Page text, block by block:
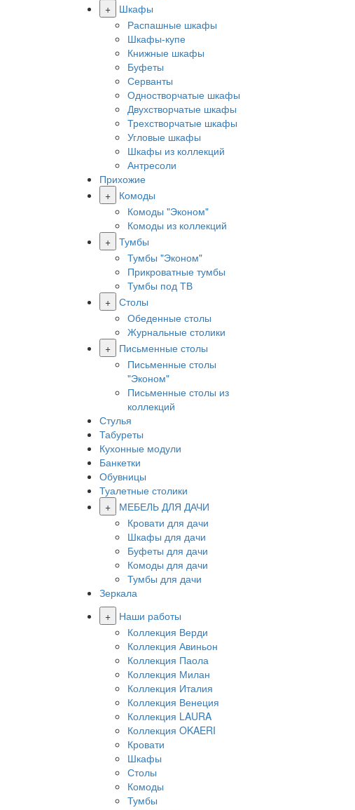
+
Шкафы
Распашные шкафы
Шкафы-купе
Книжные шкафы
Буфеты
Серванты
Одностворчатые шкафы
Двухстворчатые шкафы
Трехстворчатые шкафы
Угловые шкафы
Шкафы из коллекций
Антресоли
Прихожие
+
Комоды
Комоды "Эконом"
Комоды из коллекций
+ Тумбы
Тумбы "Эконом"
Прикроватные тумбы
Тумбы под ТВ
+ Столы
Обеденные столы
Журнальные столики
+
Письменные столы
Письменные столы
"Эконом"
Письменные столы из
коллекций
Стулья
Табуреты
Кухонные модули
Банкетки
Обувницы
Туалетные столики
+
МЕБЕЛЬ ДЛЯ ДАЧИ
Кровати для дачи
Шкафы для дачи
Буфеты для дачи
Комоды для дачи
Тумбы для дачи
Зеркала
+
Наши работы
Коллекция Верди
Коллекция Авиньон
Коллекция Паола
Коллекция Милан
Коллекция Италия
Коллекция Венеция
Коллекция LAURA
Коллекция OKAERI
Кровати
Шкафы
Столы
Комоды
Тумбы